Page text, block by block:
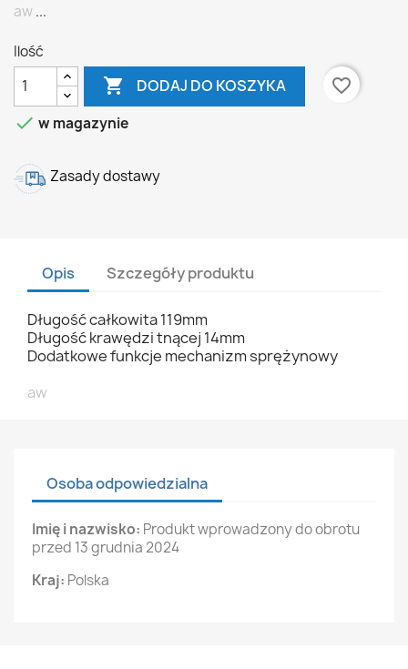
aw...
Ilość
 DODAJ DO KOSZYKA
favorite_border
 w magazynie
Zasady dostawy
Opis Szczegóły produktu
Długość całkowita 119mm
Długość krawędzi tnącej 14mm
Dodatkowe funkcje mechanizm sprężynowy
aw
Osoba odpowiedzialna
Imię i nazwisko: Produkt wprowadzony do obrotu
przed 13 grudnia 2024
Kraj: Polska